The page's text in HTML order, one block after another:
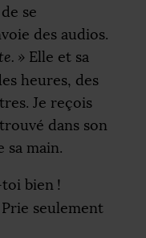
se
des audios.
» Elle et sa
heures, des
Je reçois
dans son
sa main.
bien !
seulement